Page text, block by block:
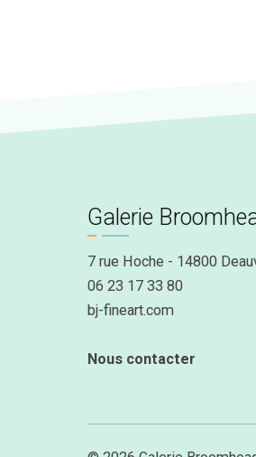
Galerie
7 rue Hoche - 14800
06 23 17 33 80
bj-fineart.com
Nous contacter